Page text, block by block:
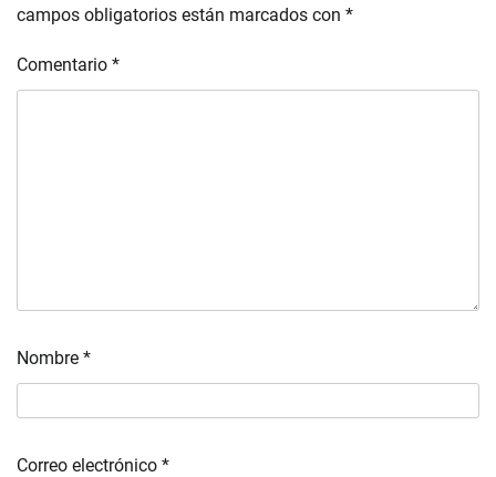
campos obligatorios están marcados con *
Comentario *
Nombre *
Correo electrónico *